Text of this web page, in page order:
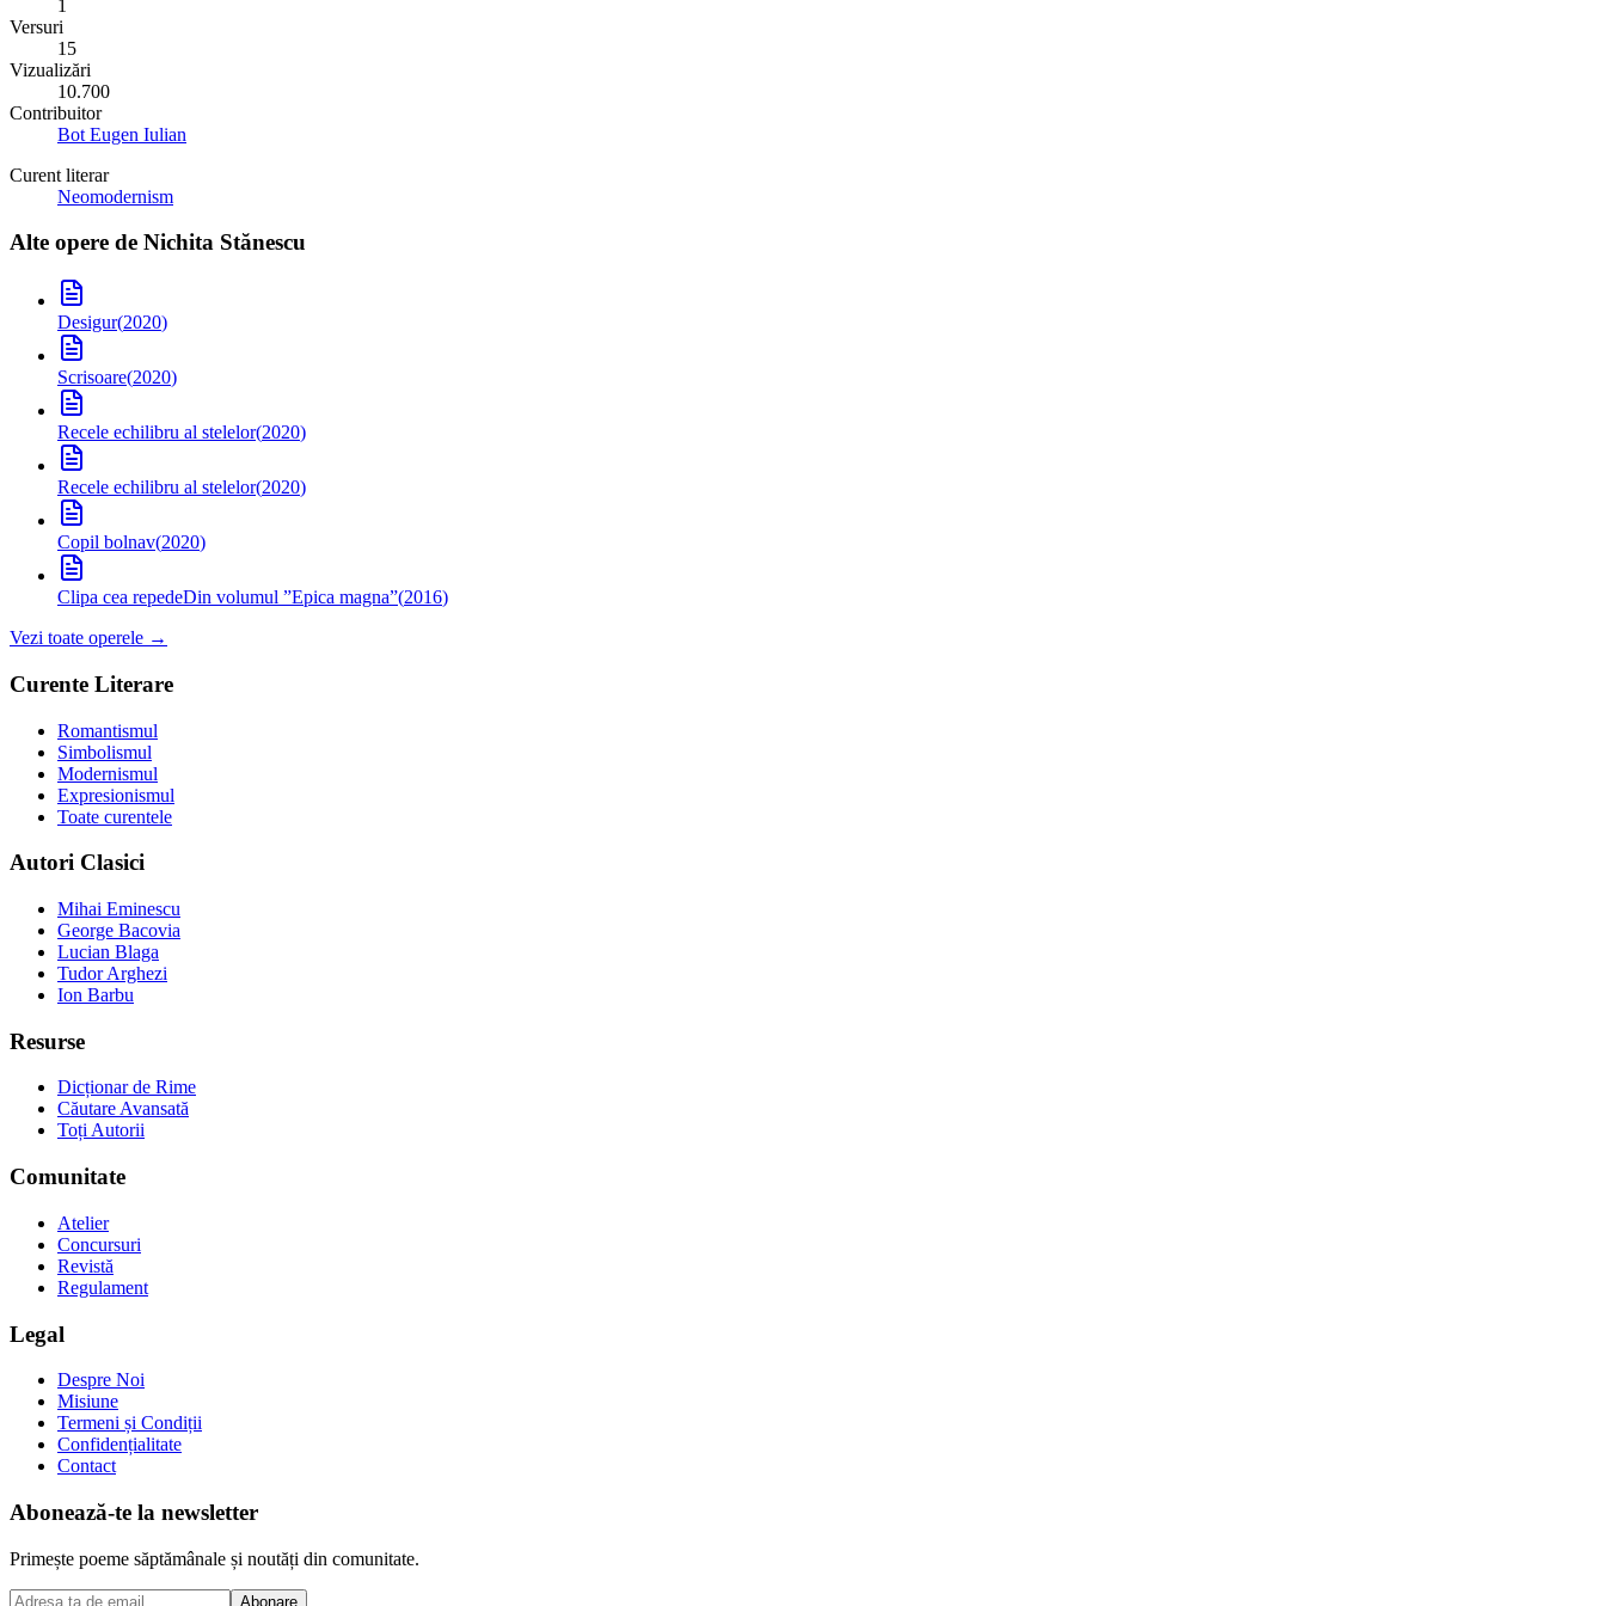
1
Versuri
15
Vizualizări
10.700
Contribuitor
Bot Eugen Iulian
Curent literar
Neomodernism
Alte opere de Nichita Stănescu
Desigur(2020)
Scrisoare(2020)
Recele echilibru al stelelor(2020)
Recele echilibru al stelelor(2020)
Copil bolnav(2020)
Clipa cea repedeDin volumul ”Epica magna”(2016)
Vezi toate operele →
Curente Literare
Romantismul
Simbolismul
Modernismul
Expresionismul
Toate curentele
Autori Clasici
Mihai Eminescu
George Bacovia
Lucian Blaga
Tudor Arghezi
Ion Barbu
Resurse
Dicționar de Rime
Căutare Avansată
Toți Autorii
Comunitate
Atelier
Concursuri
Revistă
Regulament
Legal
Despre Noi
Misiune
Termeni și Condiții
Confidențialitate
Contact
Abonează-te la newsletter
Primește poeme săptămânale și noutăți din comunitate.
Abonare